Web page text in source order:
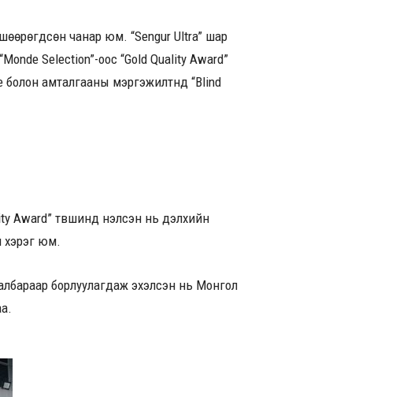
чанар юм. “Sengur Ultra” шар
Selection”-оос “Gold Quality Award”
амталгааны мэргэжилтнүүд “Blind
Award” түвшинд үнэлсэн нь дэлхийн
хэрэг юм.
борлуулагдаж эхэлсэн нь Монгол